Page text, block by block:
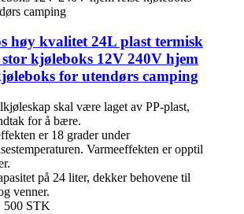
høy kvalitet 24L plast termisk
kjøleboks 12V 240V hjem
for utendørs camping
skal være laget av PP-plast,
for å bære.
er 18 grader under
Varmeeffekten er opptil
på 24 liter, dekker behovene til
venner.
500 STK